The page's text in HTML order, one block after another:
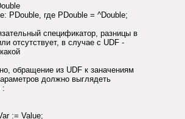
PDouble, где PDouble = ^Double;
спецификатор, разницы в
отсутствует, в случае с UDF -
обращение из UDF к заначениям
должно выглядеть
:
:= Value;